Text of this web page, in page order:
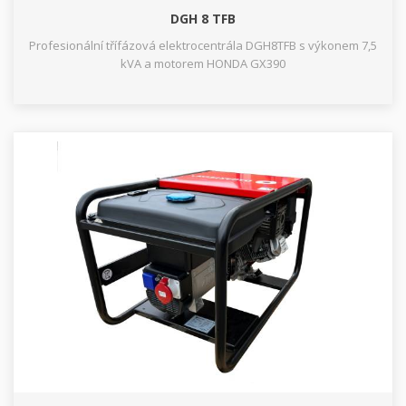
DGH 8 TFB
Profesionální třífázová elektrocentrála DGH8TFB s výkonem 7,5
kVA a motorem HONDA GX390